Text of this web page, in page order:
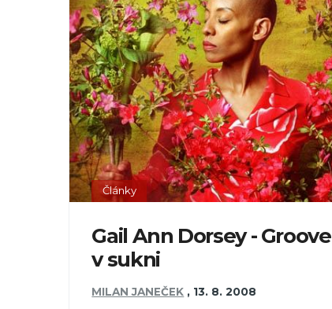
Články
Gail Ann Dorsey - Groove
v sukni
MILAN JANEČEK , 13. 8. 2008